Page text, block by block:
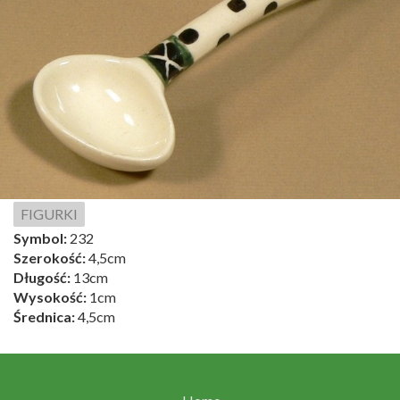
FIGURKI
Symbol: 232
Szerokość:4,5cm
Długość: 13cm
Wysokość: 1cm
Średnica:4,5cm